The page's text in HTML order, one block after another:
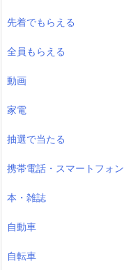
先着でもらえる
全員もらえる
動画
家電
抽選で当たる
携帯電話・スマートフォン
本・雑誌
自動車
自転車